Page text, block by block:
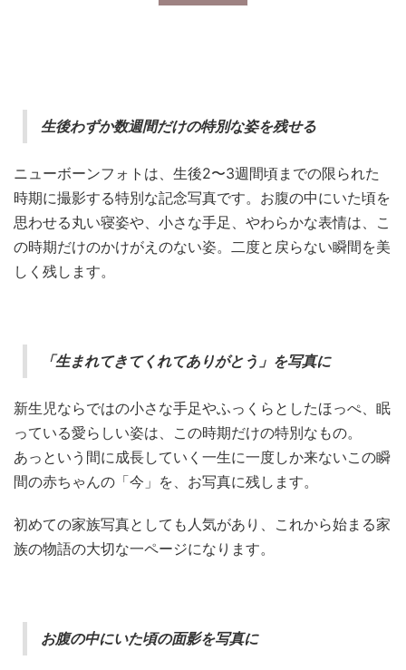
生後わずか数週間だけの特別な姿を残せる
ニューボーンフォトは、生後2〜3週間頃までの限られた
時期に撮影する特別な記念写真です。お腹の中にいた頃を
思わせる丸い寝姿や、小さな手足、やわらかな表情は、こ
の時期だけのかけがえのない姿。二度と戻らない瞬間を美
しく残します。
「生まれてきてくれてありがとう」を写真に
新生児ならではの小さな手足やふっくらとしたほっぺ、眠
っている愛らしい姿は、この時期だけの特別なもの。
あっという間に成長していく一生に一度しか来ないこの瞬
間の赤ちゃんの「今」を、お写真に残します。
初めての家族写真としても人気があり、これから始まる家
族の物語の大切な一ページになります。
お腹の中にいた頃の面影を写真に